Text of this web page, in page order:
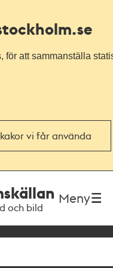
att sammanställa
vi får använda
och bild
Meny